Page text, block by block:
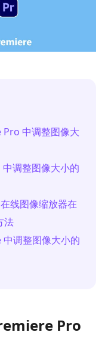
中调整图像大
调整图像大小的
线图像缩放器在
法
调整图像大小的
Pro